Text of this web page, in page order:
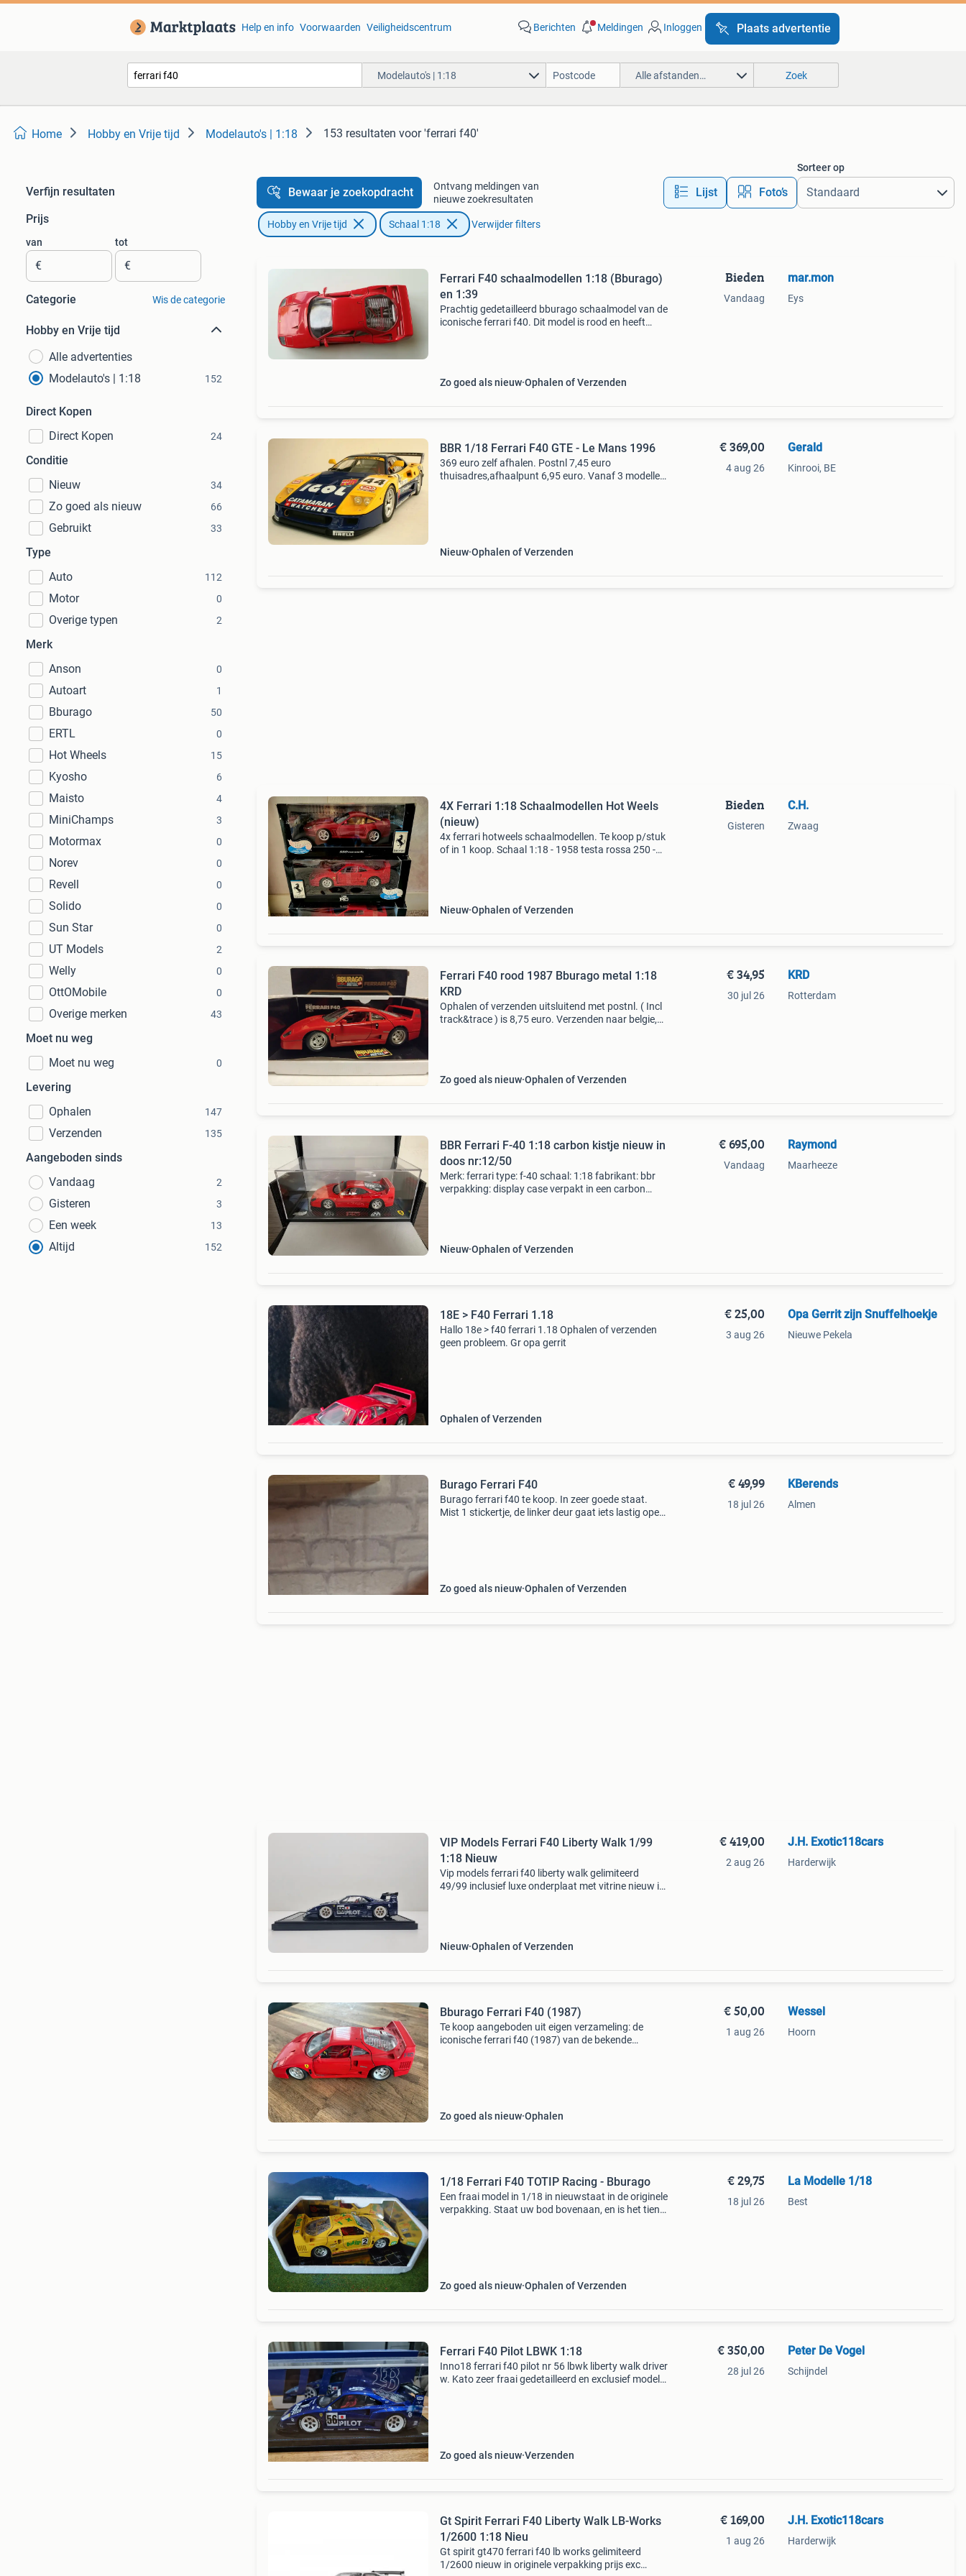
Help en info Voorwaarden Veiligheidscentrum Berichten Meldingen Inloggen Plaats advertentie
Modelauto's | 1:18 Alle afstanden… Zoek
Home Hobby en Vrije tijd Modelauto's | 1:18 153 resultaten voor 'ferrari f40'
Verfijn resultaten
Prijs
van
€
tot
€
Categorie Wis de categorie
Hobby en Vrije tijd
Alle advertenties
Modelauto's | 1:18
152
Direct Kopen
Direct Kopen
24
Conditie
Nieuw
34
Zo goed als nieuw 66
Gebruikt 33
Type
Auto
112
Motor 0
Overige typen 2
Merk
Anson
0
Autoart 1
Bburago 50
ERTL 0
Hot Wheels 15
Kyosho 6
Maisto 4
MiniChamps 3
Motormax 0
Norev 0
Revell 0
Solido 0
Sun Star 0
UT Models 2
Welly 0
OttOMobile 0
Overige merken 43
Moet nu weg
Moet nu weg
0
Levering
Ophalen
147
Verzenden 135
Aangeboden sinds
Vandaag
2
Gisteren 3
Een week 13
Altijd 152
Bewaar je zoekopdracht
Ontvang meldingen van
nieuwe zoekresultaten
Lijst Foto’s
Sorteer op
Hobby en Vrije tijd Schaal 1:18 Verwijder filters
Ferrari F40 schaalmodellen 1:18 (Bburago)
en 1:39
Prachtig gedetailleerd bburago schaalmodel van de
iconische ferrari f40. Dit model is rood en heeft
Zo goed als nieuw Ophalen of Verzenden
Bieden
Vandaag
mar.mon
Eys
BBR 1/18 Ferrari F40 GTE - Le Mans 1996
369 euro zelf afhalen. Postnl 7,45 euro
thuisadres,afhaalpunt 6,95 euro. Vanaf 3 modellen
Nieuw Ophalen of Verzenden
€ 369,00
4 aug 26
Gerald
Kinrooi, BE
4X Ferrari 1:18 Schaalmodellen Hot Weels
(nieuw)
4x ferrari hotweels schaalmodellen. Te koop p/stuk
of in 1 koop. Schaal 1:18 - 1958 testa rossa 250 -
Nieuw Ophalen of Verzenden
Bieden
Gisteren
C.H.
Zwaag
Ferrari F40 rood 1987 Bburago metal 1:18
KRD
Ophalen of verzenden uitsluitend met postnl. ( Incl
track&trace ) is 8,75 euro. Verzenden naar belgie,
Zo goed als nieuw Ophalen of Verzenden
€ 34,95
30 jul 26
KRD
Rotterdam
BBR Ferrari F-40 1:18 carbon kistje nieuw in
doos nr:12/50
Merk: ferrari type: f-40 schaal: 1:18 fabrikant: bbr
verpakking: display case verpakt in een carbon
Nieuw Ophalen of Verzenden
€ 695,00
Vandaag
Raymond
Maarheeze
18E > F40 Ferrari 1.18
Hallo 18e > f40 ferrari 1.18 Ophalen of verzenden
geen probleem. Gr opa gerrit
Ophalen of Verzenden
€ 25,00
3 aug 26
Opa Gerrit zijn Snuffelhoekje
Nieuwe Pekela
Burago Ferrari F40
Burago ferrari f40 te koop. In zeer goede staat.
Mist 1 stickertje, de linker deur gaat iets lastig open
Zo goed als nieuw Ophalen of Verzenden
€ 49,99
18 jul 26
KBerends
Almen
VIP Models Ferrari F40 Liberty Walk 1/99
1:18 Nieuw
Vip models ferrari f40 liberty walk gelimiteerd
49/99 inclusief luxe onderplaat met vitrine nieuw in
Nieuw Ophalen of Verzenden
€ 419,00
2 aug 26
J.H. Exotic118cars
Harderwijk
Bburago Ferrari F40 (1987)
Te koop aangeboden uit eigen verzameling: de
iconische ferrari f40 (1987) van de bekende
Zo goed als nieuw Ophalen
€ 50,00
1 aug 26
Wessel
Hoorn
1/18 Ferrari F40 TOTIP Racing - Bburago
Een fraai model in 1/18 in nieuwstaat in de originele
verpakking. Staat uw bod bovenaan, en is het tien
Zo goed als nieuw Ophalen of Verzenden
€ 29,75
18 jul 26
La Modelle 1/18
Best
Ferrari F40 Pilot LBWK 1:18
Inno18 ferrari f40 pilot nr 56 lbwk liberty walk driver
w. Kato zeer fraai gedetailleerd en exclusief model
Zo goed als nieuw Verzenden
€ 350,00
28 jul 26
Peter De Vogel
Schijndel
Gt Spirit Ferrari F40 Liberty Walk LB-Works
1/2600 1:18 Nieu
Gt spirit gt470 ferrari f40 lb works gelimiteerd
1/2600 nieuw in originele verpakking prijs exc
€ 169,00
1 aug 26
J.H. Exotic118cars
Harderwijk